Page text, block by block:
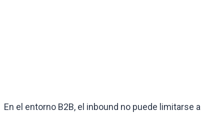
En el entorno B2B, el inbound no puede limitarse a